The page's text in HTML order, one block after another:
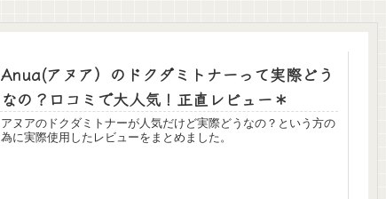
Anua(アヌア）のドクダミトナーって実際どう
なの？口コミで大人気！正直レビュー＊
アヌアのドクダミトナーが人気だけど実際どうなの？という方の
為に実際使用したレビューをまとめました。